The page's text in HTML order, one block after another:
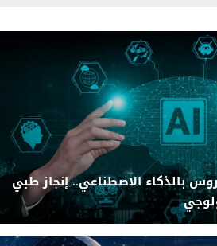
بالذكاء الاصطناعي.. إنجاز طبي